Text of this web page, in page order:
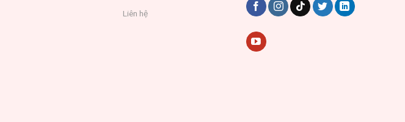
Liên hệ